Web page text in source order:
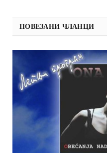
ПОВЕЗАНИ ЧЛАНЦИ